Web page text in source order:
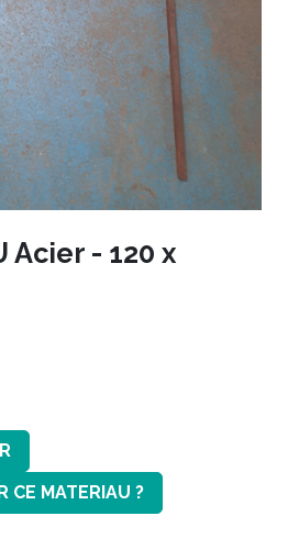
Acier - 120 x
CE MATERIAU ?